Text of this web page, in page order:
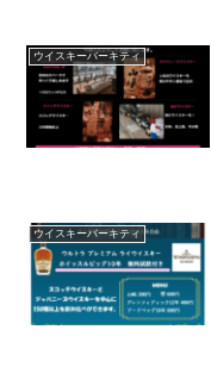
ウイスキーバーキティ
ウイスキーバーキティ